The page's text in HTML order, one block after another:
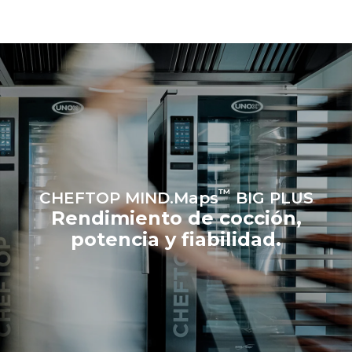
renovables.Greenhouse
Gas Protocol
Estimación calculada
suponiendo una utilización
diaria del horno (365 días/año):
6 cargas completas de
6 cargas completas de
Estimación calculada
suponiendo los siguientes
lavados semanales (52
semanas/año):
7 lavados largos
CHEFTOP MIND.Maps™BIG PLUS
Rendimiento de cocción,
potencia y fiabilidad.